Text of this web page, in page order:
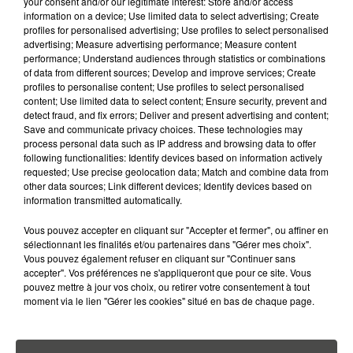
L'INVASION CET ÉTÉ...
4 août 2026
ÉCLIPSE SOLAIRE DU 12 AOÛT : LA
RUÉE VERS LES LUNETTES DE...
RETROUVEZ TOUTE L'ACTU DE LA RÉGION ET
RECEVEZ LES ALERTES INFOS DE LA RÉDACTION
EN TÉLÉCHARGEANT L'APPLICATION MOBILE
RCA
information on a device; Use limited data to select advertising; Create
profiles for personalised advertising; Use profiles to select personalised
advertising; Measure advertising performance; Measure content
performance; Understand audiences through statistics or combinations
of data from different sources; Develop and improve services; Create
profiles to personalise content; Use profiles to select personalised
content; Use limited data to select content; Ensure security, prevent and
detect fraud, and fix errors; Deliver and present advertising and content;
Save and communicate privacy choices. These technologies may
process personal data such as IP address and browsing data to offer
following functionalities: Identify devices based on information actively
requested; Use precise geolocation data; Match and combine data from
other data sources; Link different devices; Identify devices based on
information transmitted automatically.
Vous pouvez accepter en cliquant sur "Accepter et fermer", ou affiner en
sélectionnant les finalités et/ou partenaires dans "Gérer mes choix".
Vous pouvez également refuser en cliquant sur "Continuer sans
accepter". Vos préférences ne s'appliqueront que pour ce site. Vous
pouvez mettre à jour vos choix, ou retirer votre consentement à tout
moment via le lien "Gérer les cookies" situé en bas de chaque page.